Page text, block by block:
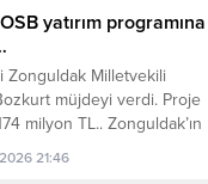
haberin hızını değil,
ve...
yatırım programına
Zonguldak Milletvekili
müjdeyi verdi. Proje
milyon TL.. Zonguldak’ın
Ereğli İlçesinde,
Sanayi Bölgesinde
21:46